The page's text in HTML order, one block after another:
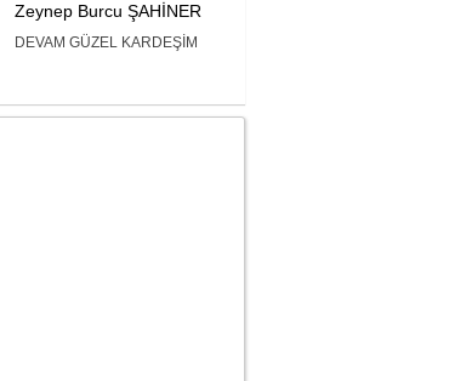
Zeynep Burcu ŞAHİNER
DEVAM GÜZEL KARDEŞİM